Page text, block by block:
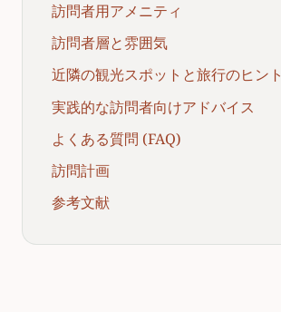
訪問者用アメニティ
訪問者層と雰囲気
近隣の観光スポットと旅行のヒント
実践的な訪問者向けアドバイス
よくある質問 (FAQ)
訪問計画
参考文献